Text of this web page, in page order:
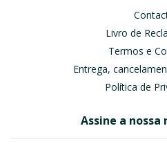
Livro de
Termos e
Entrega,
Política de
Assine a